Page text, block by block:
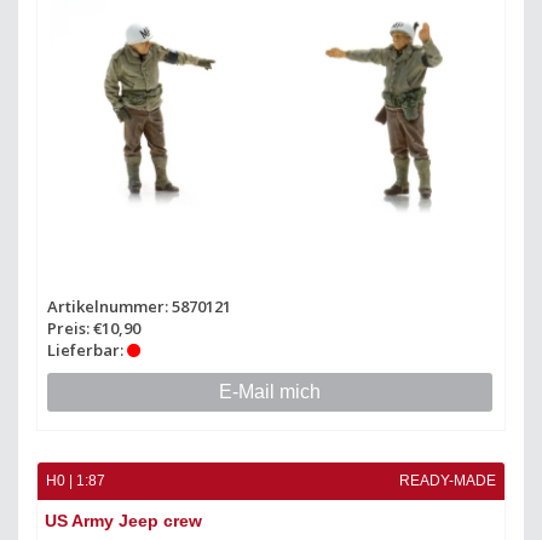
Artikelnummer: 5870121
Preis: €10,90
Lieferbar:
E-Mail mich
H0 | 1:87 READY-MADE
US Army Jeep crew